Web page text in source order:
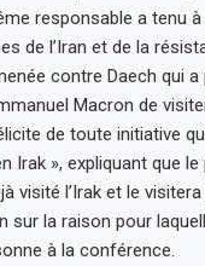
responsable a tenu
de l’Iran et de la
contre Daech qui a
Macron de
de toute initiative
Irak », expliquant que
visité l’Irak et le
sur la raison pour
à la conférence.